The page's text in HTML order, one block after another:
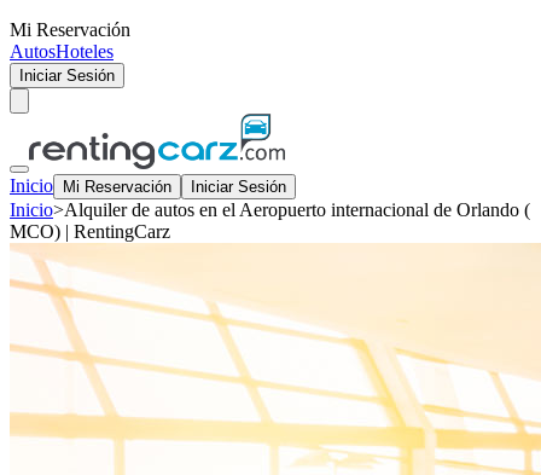
Mi Reservación
AutosHoteles
Iniciar Sesión
Inicio Mi Reservación Iniciar Sesión
Inicio>Alquiler de autos en el Aeropuerto internacional de Orlando (
MCO) | RentingCarz